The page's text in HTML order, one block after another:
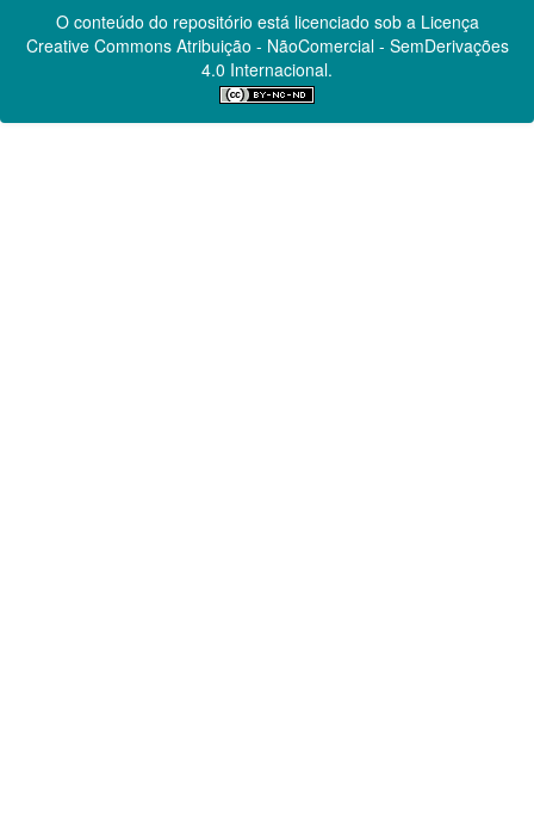
O conteúdo do repositório está licenciado sob a Licença
Creative CommonsAtribuição - NãoComercial - SemDerivações
4.0 Internacional.